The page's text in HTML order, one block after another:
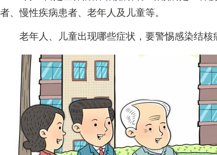
者、慢性疾病患者、老年人及儿童等。
老年人、儿童出现哪些症状，要警惕感染结核